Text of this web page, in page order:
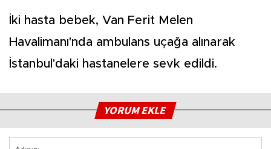
İki hasta bebek, Van Ferit Melen
Havalimanı'nda ambulans uçağa alınarak
İstanbul'daki hastanelere sevk edildi.
YORUM EKLE